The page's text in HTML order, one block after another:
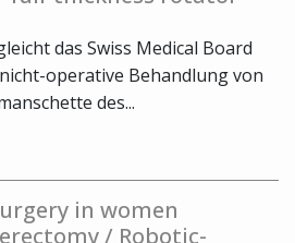
das Swiss Medical Board
operative Behandlung von
des...
in women
/ Robotic-